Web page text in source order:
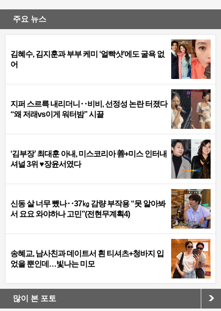
주요 뉴스
김혜수, 김지훈과 부부 케미 ‘얼빡샷’에도 굴욕 없
어
지퍼 스르륵 내리더니‥비비, 선정성 논란 터졌다
“왜 저래vs이게 워터밤” 시끌
‘김부장’ 최대훈 아내, 미스코리아 善+미스 인터내
셔널 3위 ♥장윤서였다
신동 살 너무 뺐나‥37㎏ 감량 부작용 “못 알아봐
서 요요 와야하나 고민”(전현무계획4)
송혜교, 남사친과 데이트서 흰 티셔츠+청바지 입
었을 뿐인데…빛나는 미모
많이 본 포토